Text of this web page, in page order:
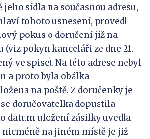
jeho sídla na současnou adresu,
tohoto usnesení, provedl
pokus o doručení již na
(viz pokyn kanceláři ze dne 21.
ve spise). Na této adrese nebyl
a proto byla obálka
na poště. Z doručenky je
doručovatelka dopustila
datum uložení zásilky uvedla
nicméně na jiném místě je již